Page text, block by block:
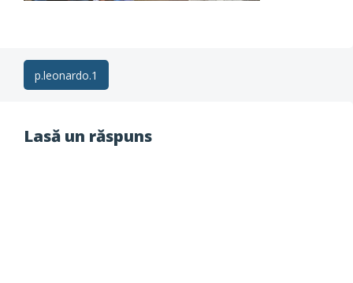
Postp.leonardo.1
Lasă un răspuns